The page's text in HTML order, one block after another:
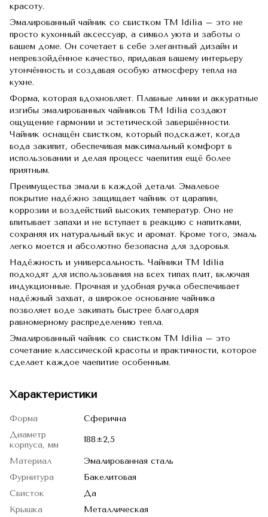
красоту.
Эмалированный чайник со свистком TM Idilia – это не
просто кухонный аксессуар, а символ уюта и заботы о
вашем доме. Он сочетает в себе элегантный дизайн и
непревзойдённое качество, придавая вашему интерьеру
утончённость и создавая особую атмосферу тепла на
кухне.
Форма, которая вдохновляет. Плавные линии и аккуратные
изгибы эмалированных чайников TM Idilia создают
ощущение гармонии и эстетической завершённости.
Чайник оснащён свистком, который подскажет, когда
вода закипит, обеспечивая максимальный комфорт в
использовании и делая процесс чаепития ещё более
приятным.
Преимущества эмали в каждой детали. Эмалевое
покрытие надёжно защищает чайник от царапин,
коррозии и воздействий высоких температур. Оно не
впитывает запахи и не вступает в реакцию с напитками,
сохраняя их натуральный вкус и аромат. Кроме того, эмаль
легко моется и абсолютно безопасна для здоровья.
Надёжность и универсальность. Чайники TM Idilia
подходят для использования на всех типах плит, включая
индукционные. Прочная и удобная ручка обеспечивает
надёжный захват, а широкое основание чайника
позволяет воде закипать быстрее благодаря
равномерному распределению тепла.
Эмалированный чайник со свистком TM Idilia – это
сочетание классической красоты и практичности, которое
сделает каждое чаепитие особенным.
Характеристики
Форма
Сферична
Диаметр
корпуса, мм
188±2,5
Материал
Эмалированная сталь
Фурнитура
Бакелитовая
Свисток
Да
Крышка
Металлическая